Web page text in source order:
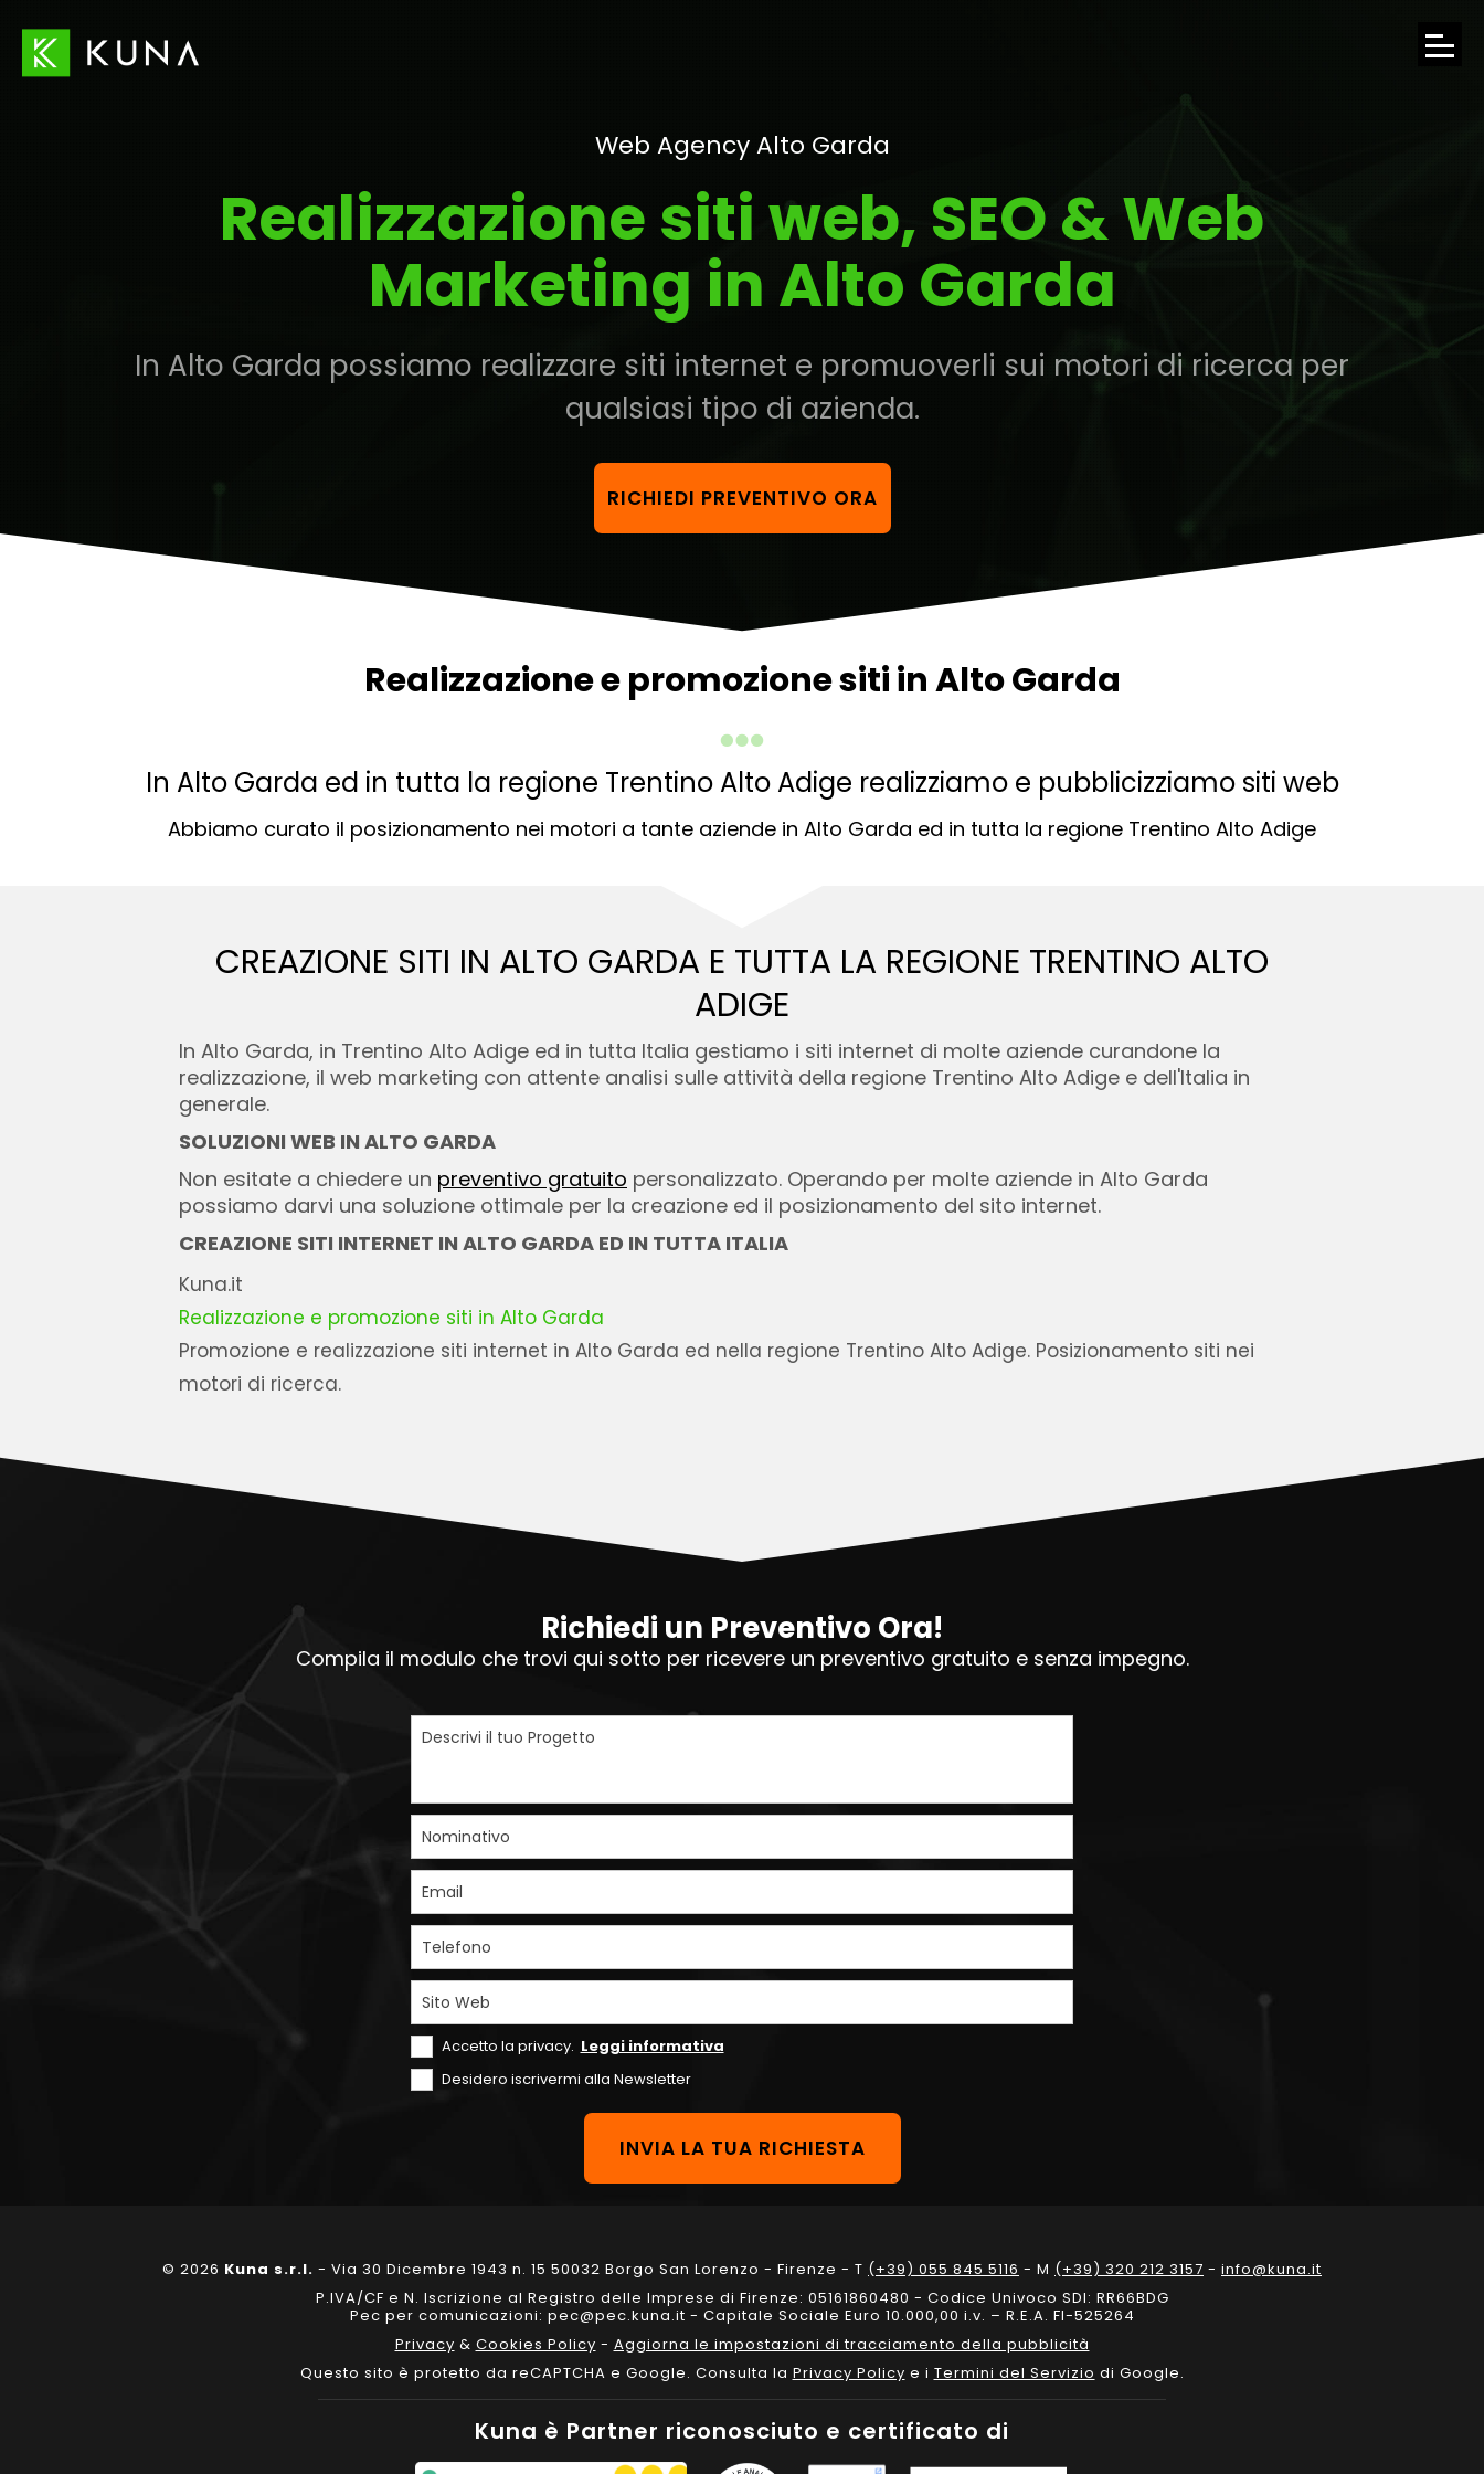
APRI
Web Agency Alto Garda
Realizzazione siti web, SEO & Web
Marketing in Alto Garda
In Alto Garda possiamo realizzare siti internet e promuoverli sui motori di ricerca per
qualsiasi tipo di azienda.
RICHIEDI PREVENTIVO ORA
Realizzazione e promozione siti in Alto Garda
In Alto Garda ed in tutta la regione Trentino Alto Adige realizziamo e pubblicizziamo siti web
Abbiamo curato il posizionamento nei motori a tante aziende in Alto Garda ed in tutta la regione Trentino Alto Adige
CREAZIONE SITI IN ALTO GARDA E TUTTA LA REGIONE TRENTINO ALTO
ADIGE
In Alto Garda, in Trentino Alto Adige ed in tutta Italia gestiamo i siti internet di molte aziende curandone la
realizzazione, il web marketing con attente analisi sulle attività della regione Trentino Alto Adige e dell'Italia in
generale.
SOLUZIONI WEB IN ALTO GARDA
Non esitate a chiedere un preventivo gratuito personalizzato. Operando per molte aziende in Alto Garda
possiamo darvi una soluzione ottimale per la creazione ed il posizionamento del sito internet.
CREAZIONE SITI INTERNET IN ALTO GARDA ED IN TUTTA ITALIA
Kuna.it
Realizzazione e promozione siti in Alto Garda
Promozione e realizzazione siti internet in Alto Garda ed nella regione Trentino Alto Adige. Posizionamento siti nei
motori di ricerca.
Richiedi un Preventivo Ora!
Compila il modulo che trovi qui sotto per ricevere un preventivo gratuito e senza impegno.
Descrivi il tuo Progetto
Nominativo
Email
Telefono
Sito Web
Accetto la privacy. Leggi informativa
Desidero iscrivermi alla Newsletter
© 2026 Kuna s.r.l. - Via 30 Dicembre 1943 n. 15 50032 Borgo San Lorenzo - Firenze - T (+39) 055 845 5116 - M (+39) 320 212 3157 - info@kuna.it
P.IVA/CF e N. Iscrizione al Registro delle Imprese di Firenze: 05161860480 - Codice Univoco SDI: RR66BDG
Pec per comunicazioni: pec@pec.kuna.it - Capitale Sociale Euro 10.000,00 i.v. – R.E.A. FI-525264
Privacy & Cookies Policy - Aggiorna le impostazioni di tracciamento della pubblicità
Questo sito è protetto da reCAPTCHA e Google. Consulta la Privacy Policy e i Termini del Servizio di Google.
Kuna è Partner riconosciuto e certificato di